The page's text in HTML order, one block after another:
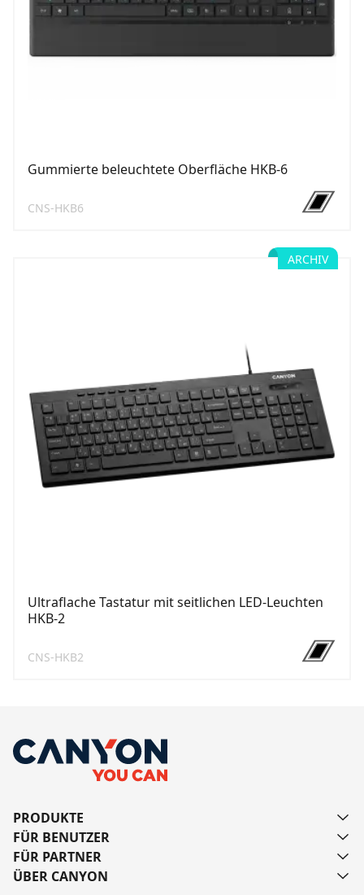
Gummierte beleuchtete Oberfläche HKB-6
CNS-HKB6
ARCHIV
Ultraflache Tastatur mit seitlichen LED-Leuchten
HKB-2
CNS-HKB2
PRODUKTE
FÜR BENUTZER
FÜR PARTNER
ÜBER CANYON